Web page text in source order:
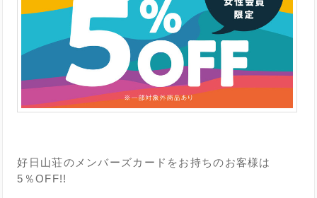
好日山荘のメンバーズカードをお持ちのお客様は
5％OFF!!